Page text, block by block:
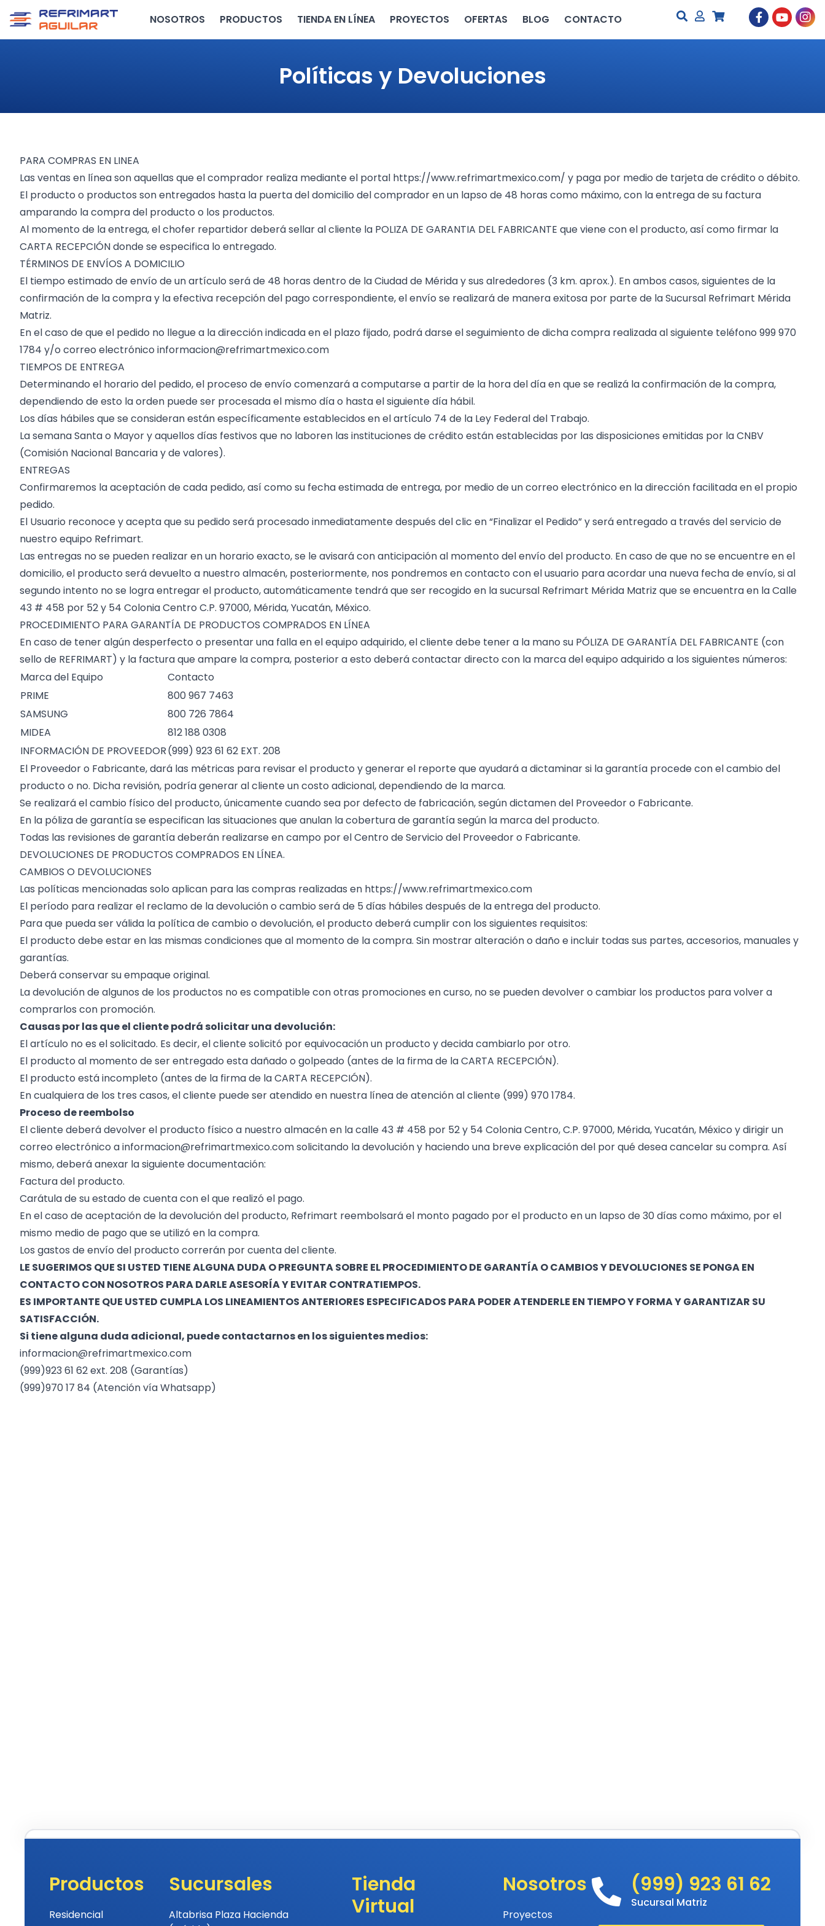
NOSOTROS PRODUCTOS TIENDA EN LÍNEA PROYECTOS OFERTAS BLOG CONTACTO
Políticas y Devoluciones
PARA COMPRAS EN LINEA
Las ventas en línea son aquellas que el comprador realiza mediante el portal https://www.refrimartmexico.com/ y paga por medio de tarjeta de crédito o débito.
El producto o productos son entregados hasta la puerta del domicilio del comprador en un lapso de 48 horas como máximo, con la entrega de su factura
amparando la compra del producto o los productos.
Al momento de la entrega, el chofer repartidor deberá sellar al cliente la POLIZA DE GARANTIA DEL FABRICANTE que viene con el producto, así como firmar la
CARTA RECEPCIÓN donde se especifica lo entregado.
TÉRMINOS DE ENVÍOS A DOMICILIO
El tiempo estimado de envío de un artículo será de 48 horas dentro de la Ciudad de Mérida y sus alrededores (3 km. aprox.). En ambos casos, siguientes de la
confirmación de la compra y la efectiva recepción del pago correspondiente, el envío se realizará de manera exitosa por parte de la Sucursal Refrimart Mérida
Matriz.
En el caso de que el pedido no llegue a la dirección indicada en el plazo fijado, podrá darse el seguimiento de dicha compra realizada al siguiente teléfono 999 970
1784 y/o correo electrónico informacion@refrimartmexico.com
TIEMPOS DE ENTREGA
Determinando el horario del pedido, el proceso de envío comenzará a computarse a partir de la hora del día en que se realizá la confirmación de la compra,
dependiendo de esto la orden puede ser procesada el mismo día o hasta el siguiente día hábil.
Los días hábiles que se consideran están específicamente establecidos en el artículo 74 de la Ley Federal del Trabajo.
La semana Santa o Mayor y aquellos días festivos que no laboren las instituciones de crédito están establecidas por las disposiciones emitidas por la CNBV
(Comisión Nacional Bancaria y de valores).
ENTREGAS
Confirmaremos la aceptación de cada pedido, así como su fecha estimada de entrega, por medio de un correo electrónico en la dirección facilitada en el propio
pedido.
El Usuario reconoce y acepta que su pedido será procesado inmediatamente después del clic en “Finalizar el Pedido” y será entregado a través del servicio de
nuestro equipo Refrimart.
Las entregas no se pueden realizar en un horario exacto, se le avisará con anticipación al momento del envío del producto. En caso de que no se encuentre en el
domicilio, el producto será devuelto a nuestro almacén, posteriormente, nos pondremos en contacto con el usuario para acordar una nueva fecha de envío, si al
segundo intento no se logra entregar el producto, automáticamente tendrá que ser recogido en la sucursal Refrimart Mérida Matriz que se encuentra en la Calle
43 # 458 por 52 y 54 Colonia Centro C.P. 97000, Mérida, Yucatán, México.
PROCEDIMIENTO PARA GARANTÍA DE PRODUCTOS COMPRADOS EN LÍNEA
En caso de tener algún desperfecto o presentar una falla en el equipo adquirido, el cliente debe tener a la mano su PÓLIZA DE GARANTÍA DEL FABRICANTE (con
sello de REFRIMART) y la factura que ampare la compra, posterior a esto deberá contactar directo con la marca del equipo adquirido a los siguientes números:
Marca del Equipo
Contacto
PRIME
800 967 7463
SAMSUNG
800 726 7864
MIDEA
812 188 0308
INFORMACIÓN DE PROVEEDOR(999) 923 61 62 EXT. 208
El Proveedor o Fabricante, dará las métricas para revisar el producto y generar el reporte que ayudará a dictaminar si la garantía procede con el cambio del
producto o no. Dicha revisión, podría generar al cliente un costo adicional, dependiendo de la marca.
Se realizará el cambio físico del producto, únicamente cuando sea por defecto de fabricación, según dictamen del Proveedor o Fabricante.
En la póliza de garantía se especifican las situaciones que anulan la cobertura de garantía según la marca del producto.
Todas las revisiones de garantía deberán realizarse en campo por el Centro de Servicio del Proveedor o Fabricante.
DEVOLUCIONES DE PRODUCTOS COMPRADOS EN LÍNEA.
CAMBIOS O DEVOLUCIONES
Las políticas mencionadas solo aplican para las compras realizadas en https://www.refrimartmexico.com
El período para realizar el reclamo de la devolución o cambio será de 5 días hábiles después de la entrega del producto.
Para que pueda ser válida la política de cambio o devolución, el producto deberá cumplir con los siguientes requisitos:
El producto debe estar en las mismas condiciones que al momento de la compra. Sin mostrar alteración o daño e incluir todas sus partes, accesorios, manuales y
garantías.
Deberá conservar su empaque original.
La devolución de algunos de los productos no es compatible con otras promociones en curso, no se pueden devolver o cambiar los productos para volver a
comprarlos con promoción.
Causas por las que el cliente podrá solicitar una devolución:
El artículo no es el solicitado. Es decir, el cliente solicitó por equivocación un producto y decida cambiarlo por otro.
El producto al momento de ser entregado esta dañado o golpeado (antes de la firma de la CARTA RECEPCIÓN).
El producto está incompleto (antes de la firma de la CARTA RECEPCIÓN).
En cualquiera de los tres casos, el cliente puede ser atendido en nuestra línea de atención al cliente (999) 970 1784.
Proceso de reembolso
El cliente deberá devolver el producto físico a nuestro almacén en la calle 43 # 458 por 52 y 54 Colonia Centro, C.P. 97000, Mérida, Yucatán, México y dirigir un
correo electrónico a informacion@refrimartmexico.com solicitando la devolución y haciendo una breve explicación del por qué desea cancelar su compra. Así
mismo, deberá anexar la siguiente documentación:
Factura del producto.
Carátula de su estado de cuenta con el que realizó el pago.
En el caso de aceptación de la devolución del producto, Refrimart reembolsará el monto pagado por el producto en un lapso de 30 días como máximo, por el
mismo medio de pago que se utilizó en la compra.
Los gastos de envío del producto correrán por cuenta del cliente.
LE SUGERIMOS QUE SI USTED TIENE ALGUNA DUDA O PREGUNTA SOBRE EL PROCEDIMIENTO DE GARANTÍA O CAMBIOS Y DEVOLUCIONES SE PONGA EN
CONTACTO CON NOSOTROS PARA DARLE ASESORÍA Y EVITAR CONTRATIEMPOS.
ES IMPORTANTE QUE USTED CUMPLA LOS LINEAMIENTOS ANTERIORES ESPECIFICADOS PARA PODER ATENDERLE EN TIEMPO Y FORMA Y GARANTIZAR SU
SATISFACCIÓN.
Si tiene alguna duda adicional, puede contactarnos en los siguientes medios:
informacion@refrimartmexico.com
(999)923 61 62 ext. 208 (Garantías)
(999)970 17 84 (Atención vía Whatsapp)
Productos
Residencial
Sucursales
Altabrisa Plaza Hacienda
Tienda
Virtual
Nosotros
Proyectos
(999) 923 61 62
Sucursal Matriz